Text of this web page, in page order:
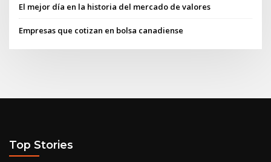
El mejor día en la historia del mercado de valores
Empresas que cotizan en bolsa canadiense
Top Stories